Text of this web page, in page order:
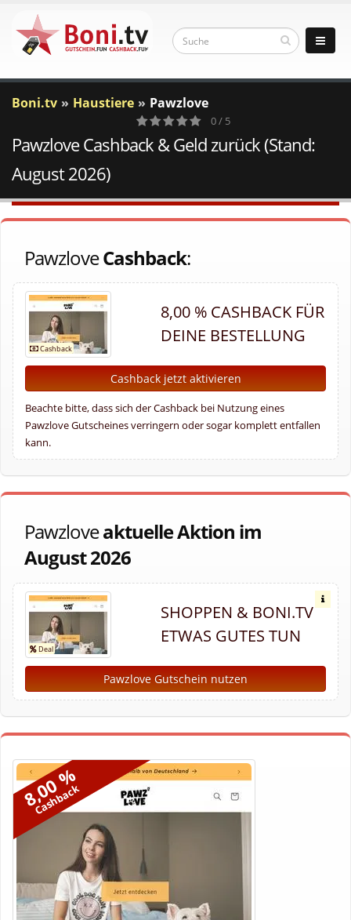
Boni.tv Haustiere Pawzlove
0
Votes
0 / 5
Pawzlove Cashback & Geld zurück (Stand:
August 2026)
PawzloveCashback:
8,00 % CASHBACK FÜR
DEINE BESTELLUNG
Cashback jetzt aktivieren
Beachte bitte, dass sich der Cashback bei Nutzung eines
Pawzlove Gutscheines verringern oder sogar komplett entfallen
kann.
Pawzloveaktuelle Aktion im
August 2026
SHOPPEN & BONI.TV
ETWAS GUTES TUN
Pawzlove Gutschein nutzen
8,00 %
Cashback